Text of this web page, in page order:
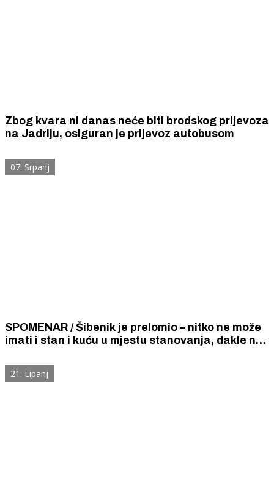
Zbog kvara ni danas neće biti brodskog prijevoza
na Jadriju, osiguran je prijevoz autobusom
07. Srpanj
SPOMENAR / Šibenik je prelomio – nitko ne može
imati i stan i kuću u mjestu stanovanja, dakle na
21. Lipanj